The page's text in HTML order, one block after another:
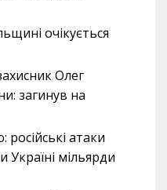
очікується
Олег
загинув на
атаки
мільярди